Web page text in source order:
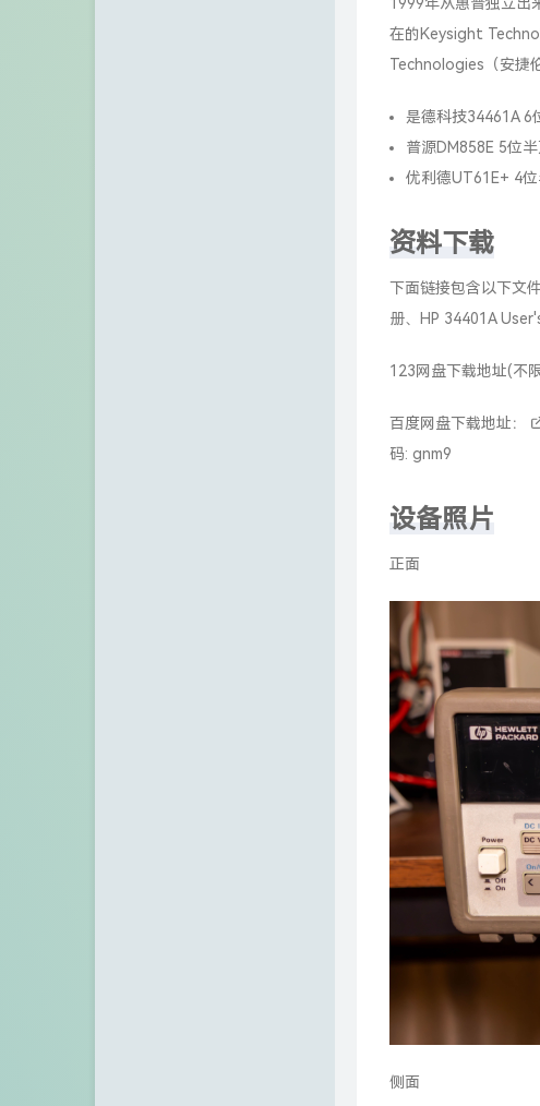
34401A的主要参数
交流，最大输入电压
关于惠普（HP）、安
归属于安捷伦和是德
在的Keysight
Technologies（安捷
是德科技34461A 6
资料下载
下面链接包含以下
册、HP 34401A
123网盘下载地址(不限
百度网盘下载地址：
码: gnm9
设备照片
正面